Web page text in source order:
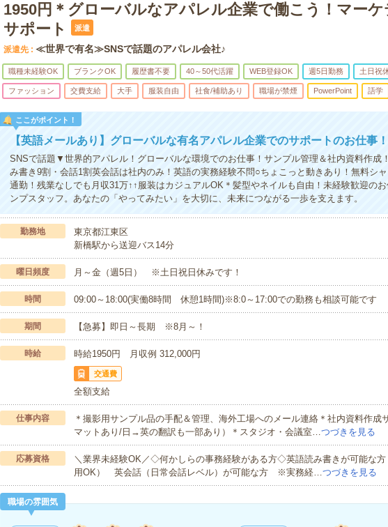
1950円＊グローバルなアパレル企業で働こう！マー
サポート
派遣
派遣先 ≪世界で有名≫SNSで話題のアパレル会社♪
職種未経験OK ブランクOK 履歴書不要 40～50代活躍 WEB登録OK 週5日勤務 土日祝
ファッション 交費支給 大手 服装自由 社食/補助あり 職場が禁煙 PowerPoint 語学
ここがポイント！
【英語メールあり】グローバルな有名アパレル企業でのサポートのお仕事！
SNSで話題▼世界的アパレル！グローバルな環境でのお仕事！サンプル管理＆社内資料作成
み書き9割・会話1割英会話は社内のみ！英語の実務経験不問○ちょこっと動きあり！無料シ
通勤！残業なしでも月収31万↑↑服装はカジュアルOK＊髪型やネイルも自由！未経験歓迎の
ンプスタッフ。あなたの「やってみたい」を大切に、未来につながる一歩を支えます。
勤務地
東京都江東区
新橋駅から送迎バス14分
曜日頻度 月～金（週5日） ※土日祝日休みです！
時間 09:00～18:00(実働8時間 休憩1時間)※8:0～17:00での勤務も相談可能です
期間 【急募】即日～長期 ※8月～！
時給 時給1950円 月収例 312,000円
交通費
全額支給
仕事内容
＊撮影用サンプル品の手配＆管理、海外工場へのメール連絡＊社内資料作成
マットあり/日→英の翻訳も一部あり）＊スタジオ・会議室…つづきを見る
応募資格
＼業界未経験OK／◇何かしらの事務経験がある方◇英語読み書きが可能な方
用OK） 英会話（日常会話レベル）が可能な方 ※実務経…つづきを見る
職場の雰囲気